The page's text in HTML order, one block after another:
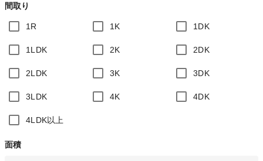
間取り
1R 1K 1DK
1LDK 2K 2DK
2LDK 3K 3DK
3LDK 4K 4DK
4LDK以上
面積